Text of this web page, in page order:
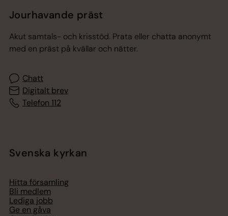
Jourhavande präst
Akut samtals- och krisstöd. Prata eller chatta anonymt
med en präst på kvällar och nätter.
Chatt
Digitalt brev
Telefon 112
Svenska kyrkan
Hitta församling
Bli medlem
Lediga jobb
Ge en gåva